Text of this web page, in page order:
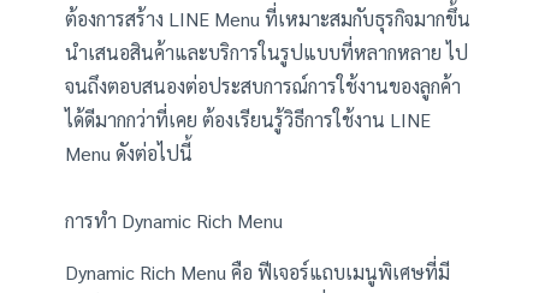
ต้องการสร้าง LINE Menu ที่เหมาะสมกับธุรกิจมากขึ้น
นำเสนอสินค้าและบริการในรูปแบบที่หลากหลาย ไป
จนถึงตอบสนองต่อประสบการณ์การใช้งานของลูกค้า
ได้ดีมากกว่าที่เคย ต้องเรียนรู้วิธีการใช้งาน LINE
Menu ดังต่อไปนี้
การทำ Dynamic Rich Menu
Dynamic Rich Menu คือ ฟีเจอร์แถบเมนูพิเศษที่มี